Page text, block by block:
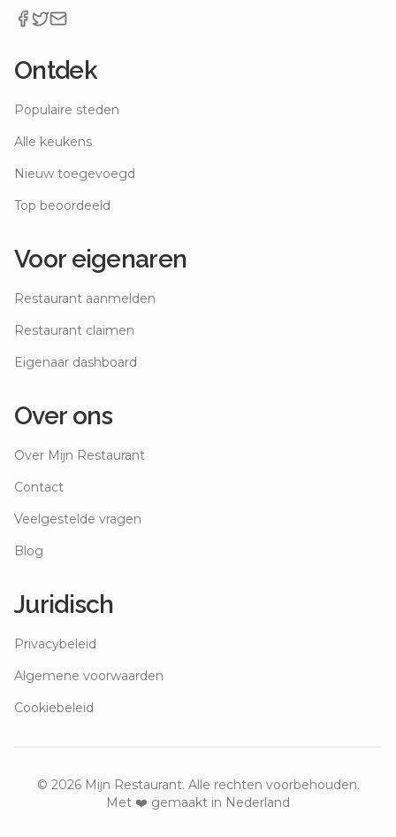
Ontdek
Populaire steden
Alle keukens
Nieuw toegevoegd
Top beoordeeld
Voor eigenaren
Restaurant aanmelden
Restaurant claimen
Eigenaar dashboard
Over ons
Over Mijn Restaurant
Contact
Veelgestelde vragen
Blog
Juridisch
Privacybeleid
Algemene voorwaarden
Cookiebeleid
© 2026Mijn Restaurant. Alle rechten voorbehouden.
Met ❤️ gemaakt in Nederland